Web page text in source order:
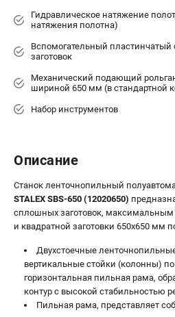
Гидравлическое натяжение
натяжения полотна)
Вспомогательный пластинчатый
заготовок
Механический подающий
шириной 650 мм (в стандартной
Набор инструментов
Описание
Станок ленточнопильный
STALEX SBS-650 (12020650)
сплошных заготовок,
и квадратной заготовки 650x650 мм
Двухстоечные
вертикальные стойки (колонны)
горизонтальная пильная рама,
контур с высокой стабильностью
Пильная рама, представляет